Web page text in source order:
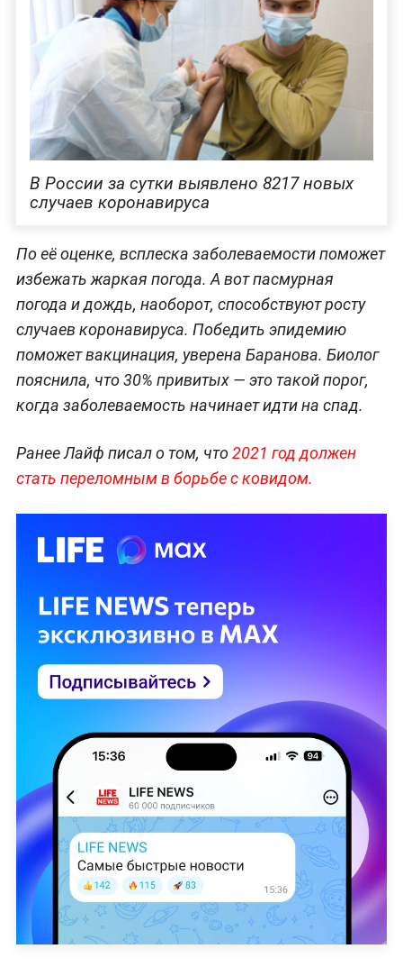
В России за сутки выявлено 8217 новых
случаев коронавируса
По её оценке, всплеска заболеваемости поможет
избежать жаркая погода. А вот пасмурная
погода и дождь, наоборот, способствуют росту
случаев коронавируса. Победить эпидемию
поможет вакцинация, уверена Баранова. Биолог
пояснила, что 30% привитых — это такой порог,
когда заболеваемость начинает идти на спад.
Ранее Лайф писал о том, что2021 год должен
стать переломным в борьбе с ковидом.